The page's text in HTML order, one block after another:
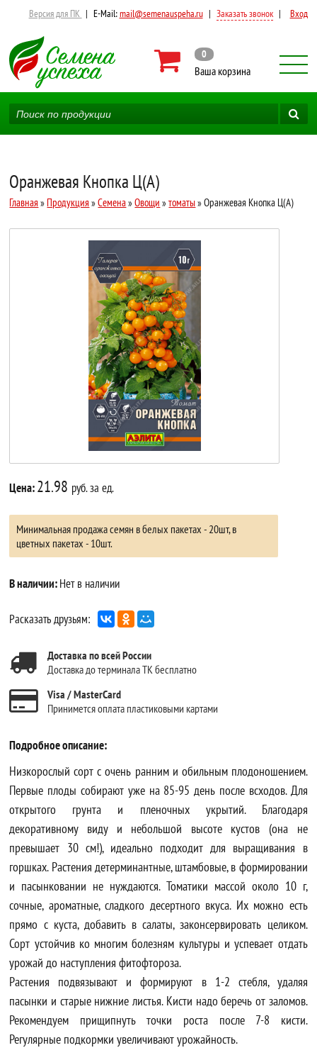
Версия для ПК | E-Mail:mail@semenauspeha.ru | Заказать звонок | Вход
0
Ваша корзина
Оранжевая Кнопка Ц(А)
Главная » Продукция »Семена»Овощи »томаты» Оранжевая Кнопка Ц(А)
Цена:21.98 руб. за ед.
Минимальная продажа семян в белых пакетах - 20шт, в
цветных пакетах - 10шт.
В наличии:Нет в наличии
Расказать друзьям:
Доставка по всей России
Доставка до терминала ТК бесплатно
Visa / MasterCard
Принимется оплата пластиковыми картами
Подробное описание:
Низкорослый сорт с очень ранним и обильным плодоношением.
Первые плоды собирают уже на 85-95 день после всходов. Для
открытого грунта и пленочных укрытий. Благодаря
декоративному виду и небольшой высоте кустов (она не
превышает 30 см!), идеально подходит для выращивания в
горшках. Растения детерминантные, штамбовые, в формировании
и пасынковании не нуждаются. Томатики массой около 10 г,
сочные, ароматные, сладкого десертного вкуса. Их можно есть
прямо с куста, добавить в салаты, законсервировать целиком.
Сорт устойчив ко многим болезням культуры и успевает отдать
урожай до наступления фитофтороза.
Растения подвязывают и формируют в 1-2 стебля, удаляя
пасынки и старые нижние листья. Кисти надо беречь от заломов.
Рекомендуем прищипнуть точки роста после 7-8 кисти.
Регулярные подкормки увеличивают урожайность.